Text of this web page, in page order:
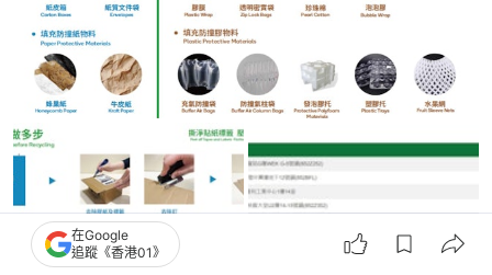
在Google
追蹤《香港01》